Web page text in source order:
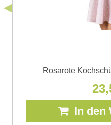
Rosarote
In den